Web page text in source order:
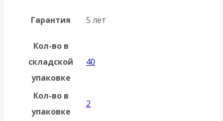
Гарантия 5 лет
Кол-во в
складской
упаковке
40
Кол-во в
упаковке
2